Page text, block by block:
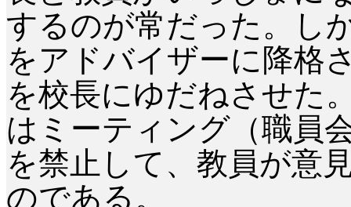
するのが常だった。し
をアドバイザーに降格
を校長にゆだねさせた
はミーティング（職員
を禁止して、教員が意
のである。